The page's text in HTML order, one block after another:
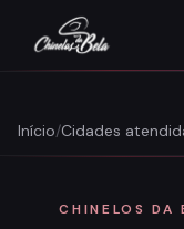
Início/Cidades
CHINELOS DA